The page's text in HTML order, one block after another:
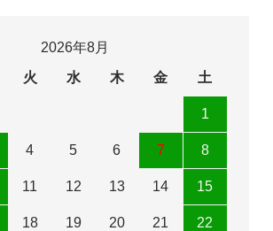
2026年8月
火 水 木 金 土
1
4 5 6 7 8
11 12 13 14 15
18 19 20 21 22